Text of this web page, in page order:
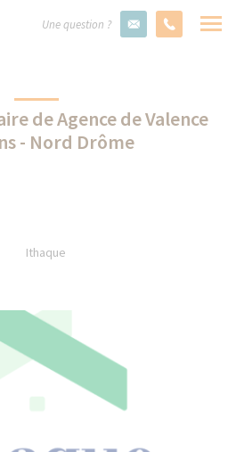
Une question ?
de Agence de Valence
- Nord Drôme
Ithaque